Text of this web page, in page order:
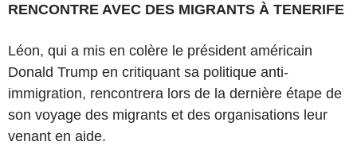
RENCONTRE AVEC DES MIGRANTS À TENERIFE
Léon, qui a mis en colère le président américain
Donald Trump en critiquant sa politique anti-
immigration, rencontrera lors de la dernière étape de
son voyage des migrants et des organisations leur
venant en aide.